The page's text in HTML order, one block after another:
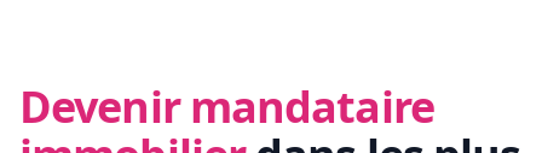
Devenir mandataire